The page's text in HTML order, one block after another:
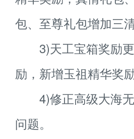
包、至尊礼包增加三
3)天工宝箱奖励更
励，新增玉祖精华奖励
4)修正高级大海无
问题。